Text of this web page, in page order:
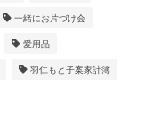
一緒にお片づけ会
愛用品
羽仁もと子案家計簿